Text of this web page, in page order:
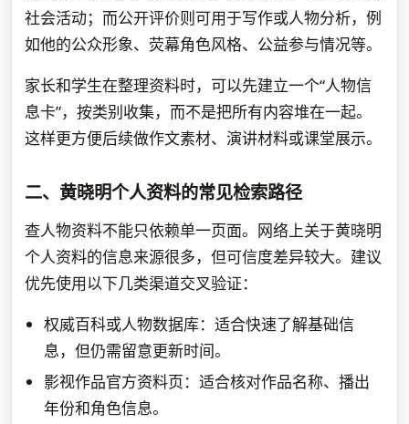
社会活动；而公开评价则可用于写作或人物分析，例
如他的公众形象、荧幕角色风格、公益参与情况等。
家长和学生在整理资料时，可以先建立一个“人物信
息卡”，按类别收集，而不是把所有内容堆在一起。
这样更方便后续做作文素材、演讲材料或课堂展示。
二、黄晓明个人资料的常见检索路径
查人物资料不能只依赖单一页面。网络上关于黄晓明
个人资料的信息来源很多，但可信度差异较大。建议
优先使用以下几类渠道交叉验证：
权威百科或人物数据库：适合快速了解基础信
息，但仍需留意更新时间。
影视作品官方资料页：适合核对作品名称、播出
年份和角色信息。